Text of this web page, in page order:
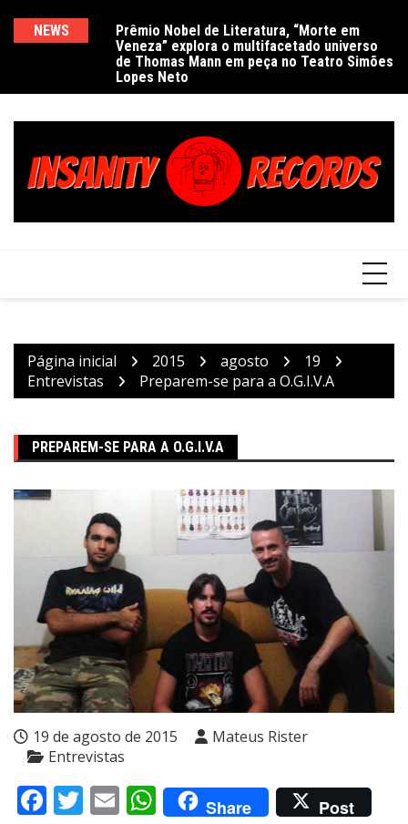
NEWS
Prêmio Nobel de Literatura, “Morte em
Veneza” explora o multifacetado universo
de Thomas Mann em peça no Teatro Simões
Lopes Neto
Página inicial 2015 agosto
19
Entrevistas
Preparem-se para a O.G.I.V.A
PREPAREM-SE PARA A O.G.I.V.A
19 de agosto de 2015
Mateus Rister
Entrevistas
Facebook
Twitter
EmailWhatsApp
Share Post